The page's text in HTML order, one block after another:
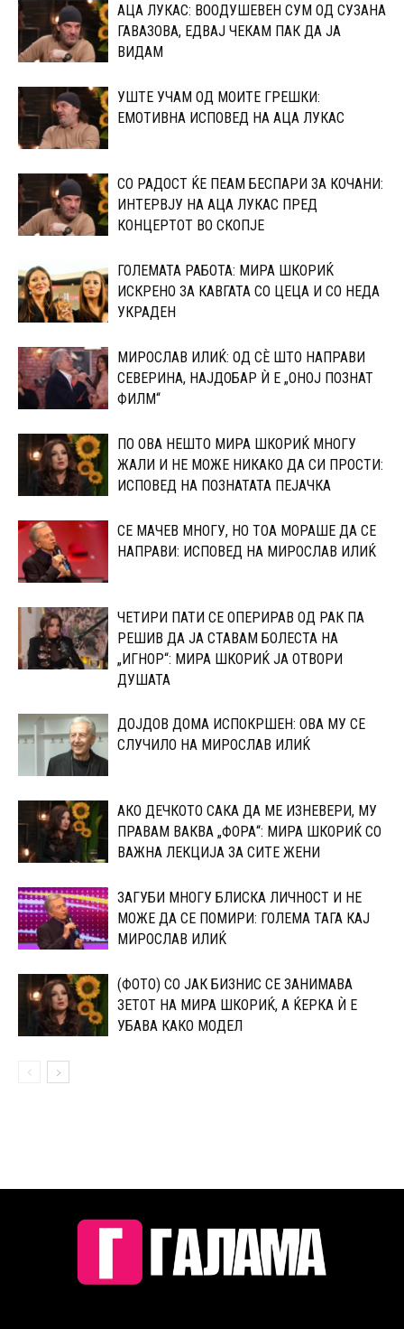
АЦА ЛУКАС: ВООДУШЕВЕН СУМ ОД СУЗАНА
ГАВАЗОВА, ЕДВАЈ ЧЕКАМ ПАК ДА ЈА
ВИДАМ
УШТЕ УЧАМ ОД МОИТЕ ГРЕШКИ:
ЕМОТИВНА ИСПОВЕД НА АЦА ЛУКАС
СО РАДОСТ ЌЕ ПЕАМ БЕСПАРИ ЗА КОЧАНИ:
ИНТЕРВЈУ НА АЦА ЛУКАС ПРЕД
КОНЦЕРТОТ ВО СКОПЈЕ
ГОЛЕМАТА РАБОТА: МИРА ШКОРИЌ
ИСКРЕНО ЗА КАВГАТА СО ЦЕЦА И СО НЕДА
УКРАДЕН
МИРОСЛАВ ИЛИЌ: ОД СÈ ШТО НАПРАВИ
СЕВЕРИНА, НАЈДОБАР Ѝ Е „ОНОЈ ПОЗНАТ
ФИЛМ“
ПО ОВА НЕШТО МИРА ШКОРИЌ МНОГУ
ЖАЛИ И НЕ МОЖЕ НИКАКО ДА СИ ПРОСТИ:
ИСПОВЕД НА ПОЗНАТАТА ПЕЈАЧКА
СЕ МАЧЕВ МНОГУ, НО ТОА МОРАШЕ ДА СЕ
НАПРАВИ: ИСПОВЕД НА МИРОСЛАВ ИЛИЌ
ЧЕТИРИ ПАТИ СЕ ОПЕРИРАВ ОД РАК ПА
РЕШИВ ДА ЈА СТАВАМ БОЛЕСТА НА
„ИГНОР“: МИРА ШКОРИЌ ЈА ОТВОРИ
ДУШАТА
ДОЈДОВ ДОМА ИСПОКРШЕН: ОВА МУ СЕ
СЛУЧИЛО НА МИРОСЛАВ ИЛИЌ
АКО ДЕЧКОТО САКА ДА МЕ ИЗНЕВЕРИ, МУ
ПРАВАМ ВАКВА „ФОРА“: МИРА ШКОРИЌ СО
ВАЖНА ЛЕКЦИЈА ЗА СИТЕ ЖЕНИ
ЗАГУБИ МНОГУ БЛИСКА ЛИЧНОСТ И НЕ
МОЖЕ ДА СЕ ПОМИРИ: ГОЛЕМА ТАГА КАЈ
МИРОСЛАВ ИЛИЌ
(ФОТО) СО ЈАК БИЗНИС СЕ ЗАНИМАВА
ЗЕТОТ НА МИРА ШКОРИЌ, А ЌЕРКА Ѝ Е
УБАВА КАКО МОДЕЛ